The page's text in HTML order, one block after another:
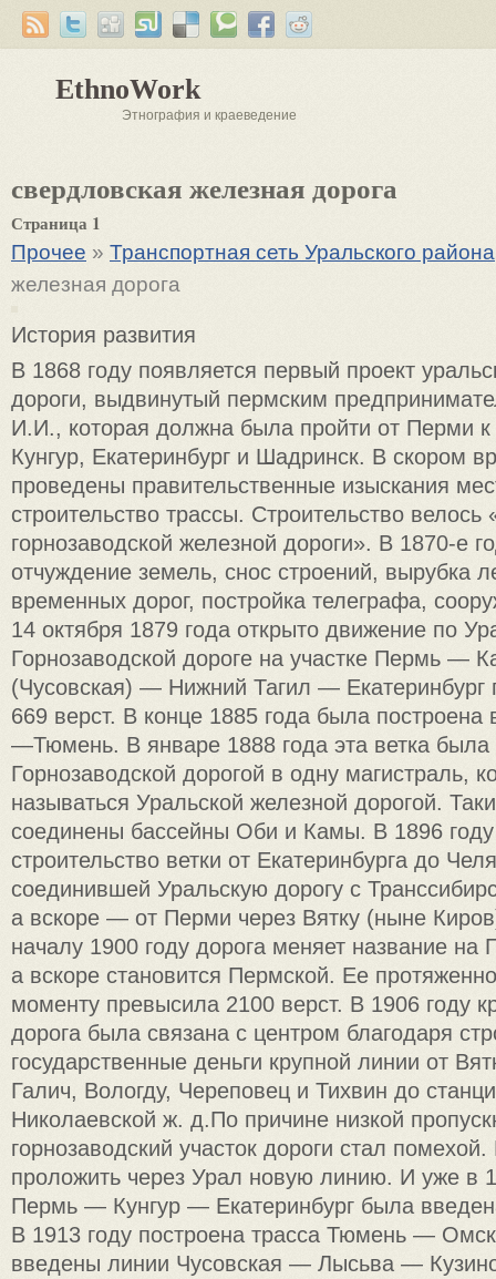
EthnoWork
Этнография и краеведение
свердловская железная дорога
Страница 1
Прочее » Транспортная сеть Уральского района
железная дорога
История развития
В 1868 году появляется первый проект
дороги, выдвинутый пермским
И.И., которая должна была пройти от Перми к
Кунгур, Екатеринбург и Шадринск. В скором
проведены правительственные изыскания
строительство трассы. Строительство
горнозаводской железной дороги». В 1870-е
отчуждение земель, снос строений, вырубка
временных дорог, постройка телеграфа,
14 октября 1879 года открыто движение по
Горнозаводской дороге на участке Пермь —
(Чусовская) — Нижний Тагил — Екатеринбург
669 верст. В конце 1885 года была построена
—Тюмень. В январе 1888 года эта ветка была
Горнозаводской дорогой в одну магистраль,
называться Уральской железной дорогой.
соединены бассейны Оби и Камы. В 1896
строительство ветки от Екатеринбурга до
соединившей Уральскую дорогу с
а вскоре — от Перми через Вятку (ныне
началу 1900 году дорога меняет название
а вскоре становится Пермской. Ее
моменту превысила 2100 верст. В 1906 году
дорога была связана с центром благодаря
государственные деньги крупной линии от
Галич, Вологду, Череповец и Тихвин до
Николаевской ж. д.По причине низкой
горнозаводский участок дороги стал
проложить через Урал новую линию. И уже в
Пермь — Кунгур — Екатеринбург была
В 1913 году построена трасса Тюмень —
введены линии Чусовская — Лысьва —